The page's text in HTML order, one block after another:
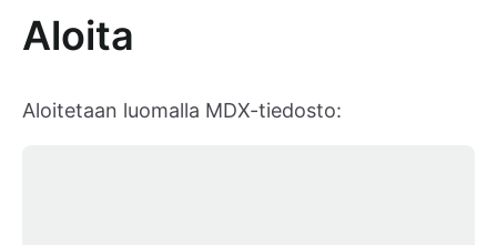
Aloita
Aloitetaan luomalla MDX-tiedosto: